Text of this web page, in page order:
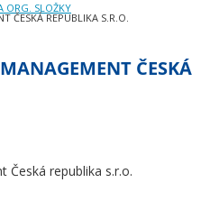
ORG. SLOŽKY
ČESKÁ REPUBLIKA S.R.O.
ČESKÁ
Česká republika s.r.o.